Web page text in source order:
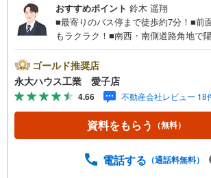
おすすめポイント 鈴木 遥翔
■最寄りのバス停まで徒歩約7分！■前
もラクラク！■南西・南側道路角地で
展開中！こちらでは当社の強みを大き
介！1.＜豊富な不動産知識＞戸建・マ
種別を問わず不動産を取り扱っており
や商業施設、子育て環境や行政などの
お客様により良い物件選びをして頂
サポートさせて頂きます。2.＜経験豊
宅に関する様々なご質問はもちろん、
ゴールド推奨店
永大ハウス工業 愛子店
4.66 不動産会社レビュー 18
資料をもらう （無料）
電話する （通話料無料）